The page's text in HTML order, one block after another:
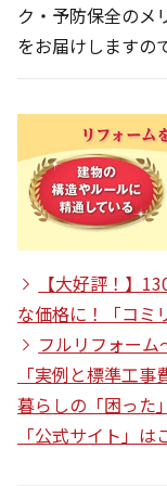
ク・予防保全のメ
をお届けしますの
【大好評！】
な価格に！「コミ
フルリフォー
「実例と標準工事
暮らしの「困った
「公式サイト」は